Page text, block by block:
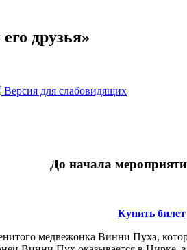
друзья»
Версия для слабовидящих
До начала
Купить билет
медвежонка Винни Пуха,